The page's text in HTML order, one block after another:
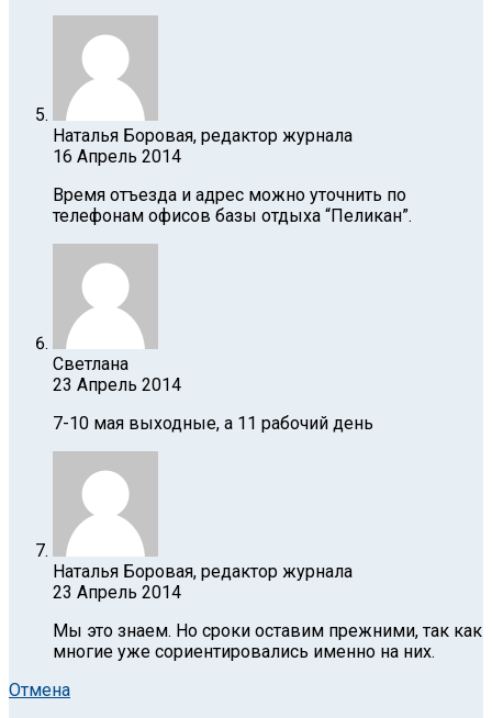
Наталья Боровая, редактор журнала
16 Апрель 2014
Время отъезда и адрес можно уточнить по
телефонам офисов базы отдыха “Пеликан”.
Светлана
23 Апрель 2014
7-10 мая выходные, а 11 рабочий день
Наталья Боровая, редактор журнала
23 Апрель 2014
Мы это знаем. Но сроки оставим прежними, так как
многие уже сориентировались именно на них.
Отмена